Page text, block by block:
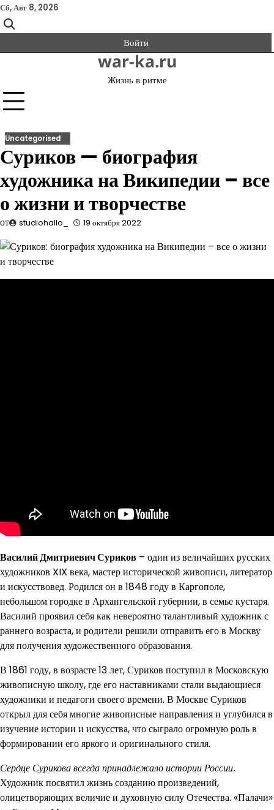
Перейти
к
содержимому
Сб, Авг 8, 2026
Войти
war-ka.ru
Жизнь в ритме
Uncategorised
Суриков — биография
художника на Википедии – все
о жизни и творчестве
от studiohallo_ 19 октября 2022
Василий Дмитриевич Суриков – один из величайших русских
художников XIX века, мастер исторической живописи, литератор
и искусствовед. Родился он в 1848 году в Каргополе,
небольшом городке в Архангельской губернии, в семье кустаря.
Василий проявил себя как невероятно талантливый художник с
раннего возраста, и родители решили отправить его в Москву
для получения художественного образования.
В 1861 году, в возрасте 13 лет, Суриков поступил в Московскую
живописную школу, где его наставниками стали выдающиеся
художники и педагоги своего времени. В Москве Суриков
открыл для себя многие живописные направления и углубился в
изучение истории и искусства, что сыграло огромную роль в
формировании его яркого и оригинального стиля.
Сердце Сурикова всегда принадлежало истории России.
Художник посвятил жизнь созданию произведений,
олицетворяющих величие и духовную силу Отечества. «Палачи»